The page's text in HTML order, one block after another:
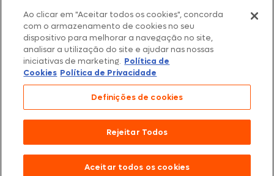
Fotos meramente ilustrativas | Ofertas válidas enquanto durarem os
estoques dos nossos parceiros | Vendas sujeitas a análise e confirmação
de dados.
Os preços, promoções e condições de pagamento são válidos
exclusivamente para compras efetuadas em nossos parceiros.
Todos os produtos estão sujeitos a disponibilidade de estoque.
São Paulo/SP – CEP 05.118-100
© 2026 Seara. Todos os direitos reservados
Ao clicar em "Aceitar todos os cookies", concorda
com o armazenamento de cookies no seu
dispositivo para melhorar a navegação no site,
analisar a utilização do site e ajudar nas nossas
iniciativas de marketing. Política de
Cookies Política de Privacidade
Definições de cookies
Rejeitar Todos
Aceitar todos os cookies